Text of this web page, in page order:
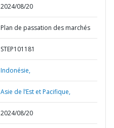
2024/08/20
Plan de passation des marchés
STEP101181
Indonésie,
Asie de l’Est et Pacifique,
2024/08/20